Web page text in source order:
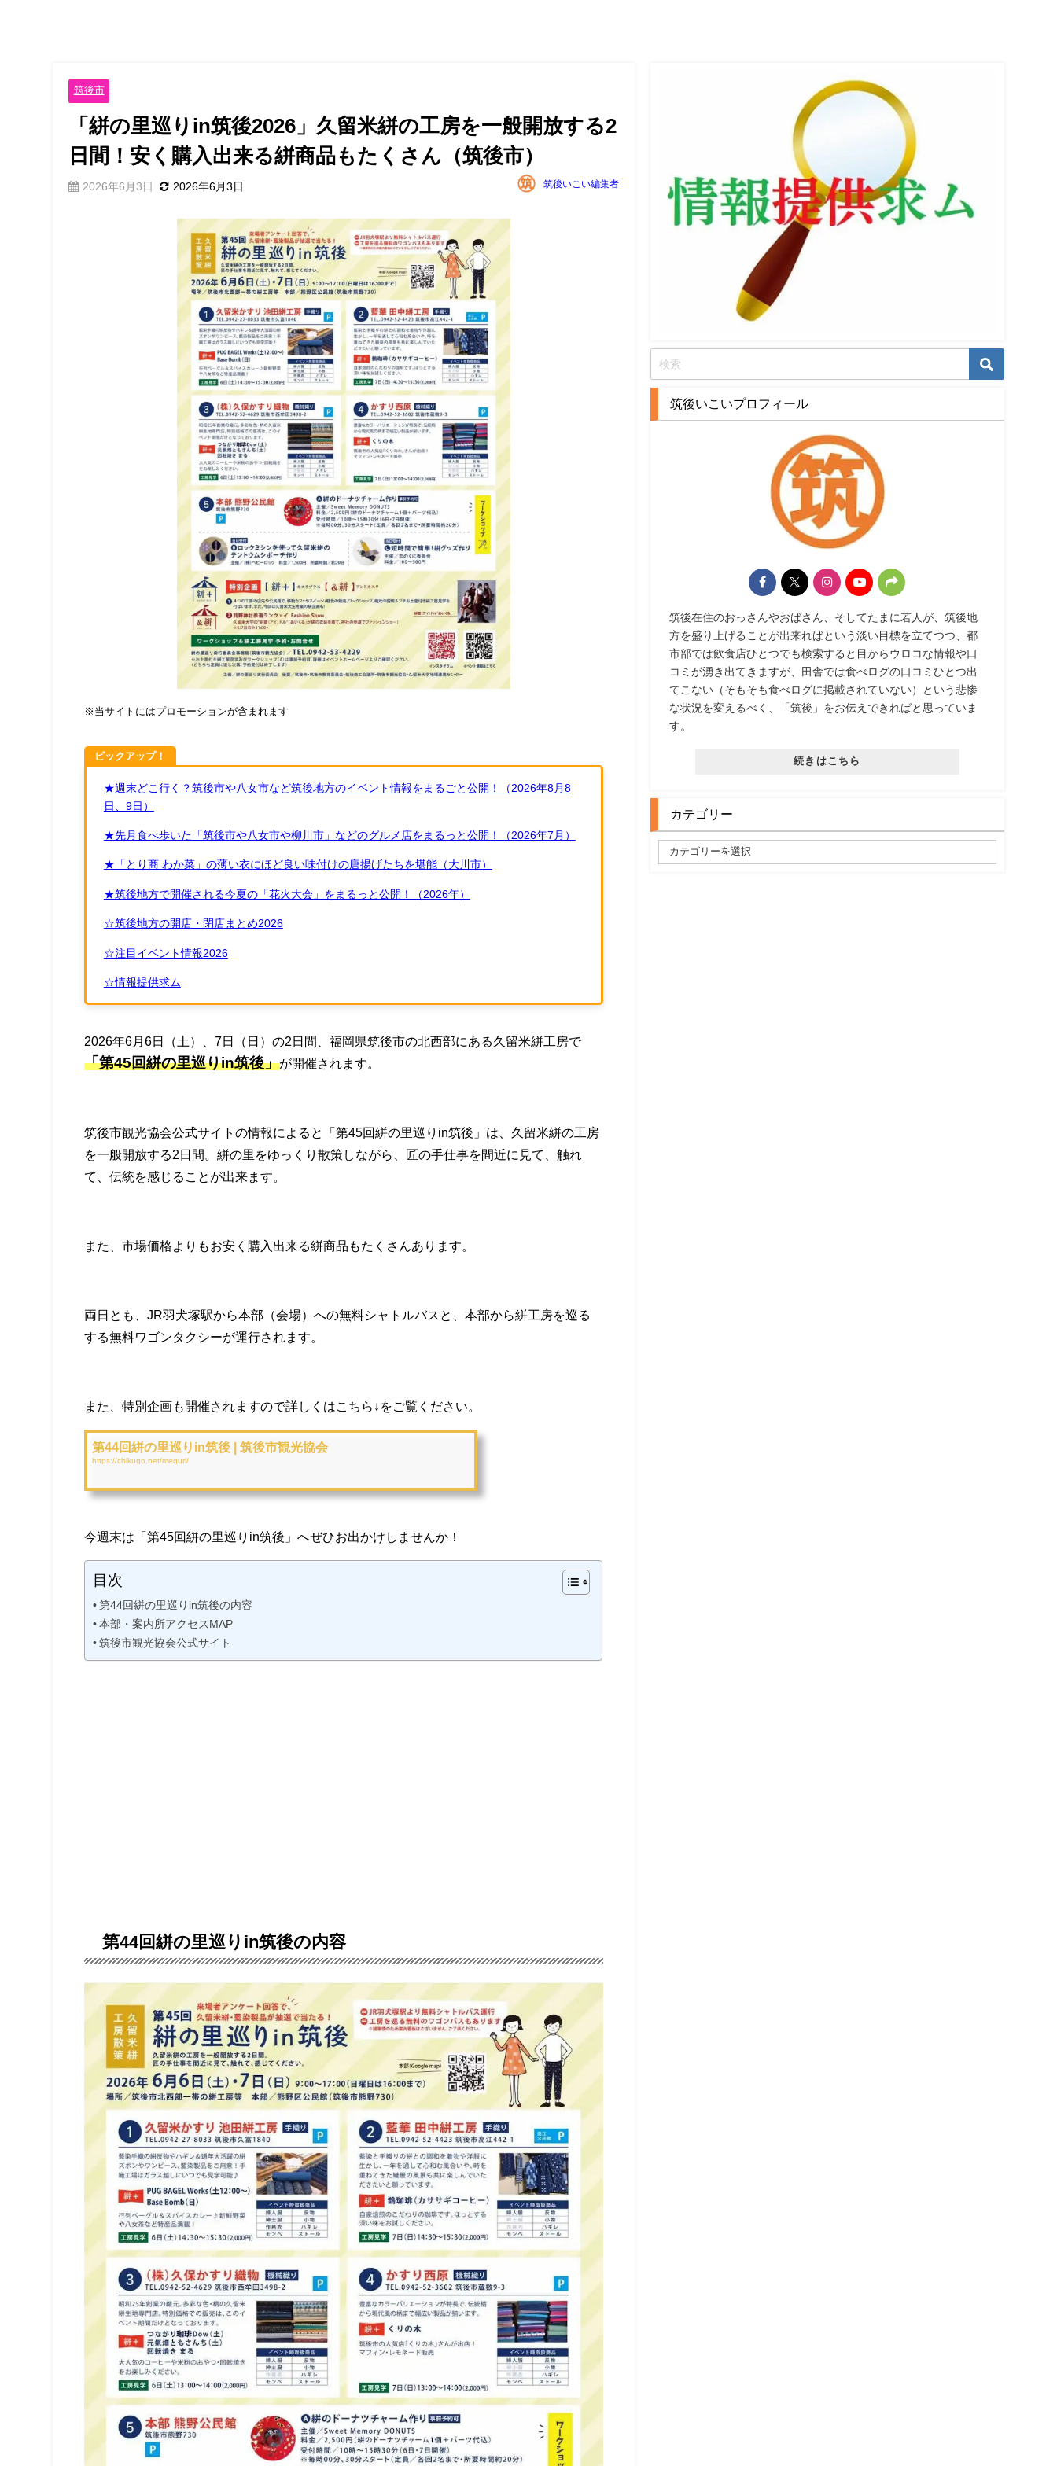
筑後市
「絣の里巡りin筑後2026」久留米絣の工房を一般開放する2
日間！安く購入出来る絣商品もたくさん（筑後市）
2026年6月3日 2026年6月3日 筑後いこい編集者
※当サイトにはプロモーションが含まれます
ピックアップ！
★週末どこ行く？筑後市や八女市など筑後地方のイベント情報をまるごと公開！（2026年8月8
日、9日）
★先月食べ歩いた「筑後市や八女市や柳川市」などのグルメ店をまるっと公開！（2026年7月）
★「とり商 わか菜」の薄い衣にほど良い味付けの唐揚げたちを堪能（大川市）
★筑後地方で開催される今夏の「花火大会」をまるっと公開！（2026年）
☆筑後地方の開店・閉店まとめ2026
☆注目イベント情報2026
☆情報提供求ム
2026年6月6日（土）、7日（日）の2日間、福岡県筑後市の北西部にある久留米絣工房で
「第45回絣の里巡りin筑後」が開催されます。
筑後市観光協会公式サイトの情報によると「第45回絣の里巡りin筑後」は、久留米絣の工房
を一般開放する2日間。絣の里をゆっくり散策しながら、匠の手仕事を間近に見て、触れ
て、伝統を感じることが出来ます。
また、市場価格よりもお安く購入出来る絣商品もたくさんあります。
両日とも、JR羽犬塚駅から本部（会場）への無料シャトルバスと、本部から絣工房を巡る
する無料ワゴンタクシーが運行されます。
また、特別企画も開催されますので詳しくはこちら↓をご覧ください。
第44回絣の里巡りin筑後 | 筑後市観光協会
https://chikugo.net/meguri/
今週末は「第45回絣の里巡りin筑後」へぜひお出かけしませんか！
目次
第44回絣の里巡りin筑後の内容
本部・案内所アクセスMAP
筑後市観光協会公式サイト
第44回絣の里巡りin筑後の内容
筑後いこいプロフィール
筑後在住のおっさんやおばさん、そしてたまに若人が、筑後地
方を盛り上げることが出来ればという淡い目標を立てつつ、都
市部では飲食店ひとつでも検索すると目からウロコな情報や口
コミが湧き出てきますが、田舎では食べログの口コミひとつ出
てこない（そもそも食べログに掲載されていない）という悲惨
な状況を変えるべく、「筑後」をお伝えできればと思っていま
す。
続きはこちら
カテゴリー